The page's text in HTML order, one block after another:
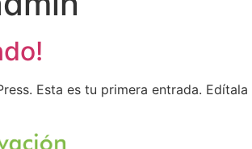
Esta es tu primera entrada.